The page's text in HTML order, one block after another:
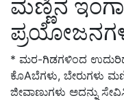
ಮಣ್ಣಿನ
* ಮರ-ಗಿಡಗಳಿಂದ
ಕೊAಬೆಗಳು, ಬೇರುಗಳು
ಜೀವಾಣುಗಳು ಅದನ್ನು